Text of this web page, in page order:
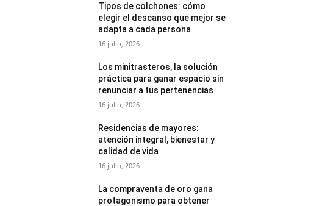
Tipos de colchones: cómo
elegir el descanso que mejor se
adapta a cada persona
16 julio, 2026
Los minitrasteros, la solución
práctica para ganar espacio sin
renunciar a tus pertenencias
16 julio, 2026
Residencias de mayores:
atención integral, bienestar y
calidad de vida
16 julio, 2026
La compraventa de oro gana
protagonismo para obtener